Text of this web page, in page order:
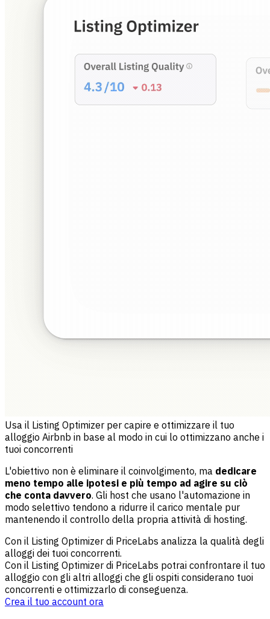
Usa il Listing Optimizer per capire e ottimizzare il tuo
alloggio Airbnb in base al modo in cui lo ottimizzano anche i
tuoi concorrenti
L'obiettivo non è eliminare il coinvolgimento, ma dedicare
meno tempo alle ipotesi e più tempo ad agire su ciò
che conta davvero. Gli host che usano l'automazione in
modo selettivo tendono a ridurre il carico mentale pur
mantenendo il controllo della propria attività di hosting.
Con il Listing Optimizer di PriceLabs analizza la qualità degli
alloggi dei tuoi concorrenti.
Con il Listing Optimizer di PriceLabs potrai confrontare il tuo
alloggio con gli altri alloggi che gli ospiti considerano tuoi
concorrenti e ottimizzarlo di conseguenza.
Crea il tuo account ora